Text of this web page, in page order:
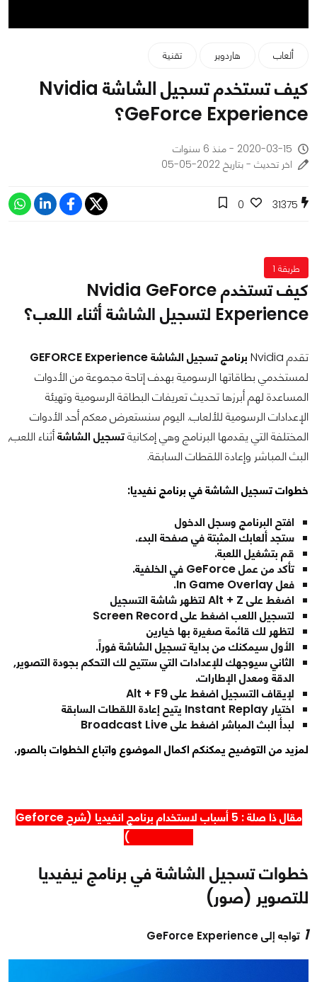
ألعاب هاردوير تقنية
كيف تستخدم تسجيل الشاشة Nvidia
GeForce Experience؟
2020-03-15 - منذ 6 سنوات
اخر تحديث - بتاريخ 2022-05-05
31375
0
طريقة 1
كيف تستخدم Nvidia GeForce
Experience لتسجيل الشاشة أثناء اللعب؟
تقدم Nvidia
برنامج تسجيل الشاشة GEFORCE Experience
لمستخدمي بطاقاتها الرسومية بهدف إتاحة مجموعة من الأدوات
المساعدة لهم أبرزها تحديث تعريفات البطاقة الرسومية وتهيئة
الإعدادات الرسومية للألعاب. اليوم سنستعرض معكم أحد الأدوات
المختلفة التي يقدمها البرنامج وهي إمكانيةتسجيل الشاشةأثناء اللعب,
البث المباشر وإعادة اللقطات السابقة.
خطوات تسجيل الشاشة في برنامج نفيديا:
افتح البرنامج وسجل الدخول
ستجد ألعابك المثبتة في صفحة البدء.
قم بتشغيل اللعبة.
تأكد من عمل GeForce في الخلفية.
فعل In Game Overlay.
اضغط على Alt + Z لتظهر شاشة التسجيل
لتسجيل اللعب اضغط على Screen Record
لتظهر لك قائمة صغيرة بها خيارين
الأول سيمكنك من بداية تسجيل الشاشة فوراً.
الثاني سيوجهك للإعدادات التي ستتيح لك التحكم بجودة التصوير,
الدقة ومعدل الإطارات.
لإيقاف التسجيل اضغط على Alt + F9
اختيار Instant Replay يتيح إعادة اللقطات السابقة
لبدأ البث المباشر اضغط على Broadcast Live
لمزيد من التوضيح يمكنكم اكمال الموضوع واتباع الخطوات بالصور.
مقال ذا صلة : 5 أسباب لاستخدام
برنامج انفيديا (شرح Geforce
خطوات تسجيل الشاشة في برنامج نيفيديا
للتصوير (صور)
1 تواجه إلى GeForce Experience